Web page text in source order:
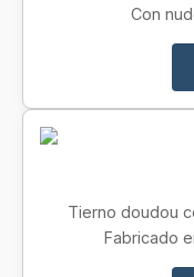
Con
Tierno doudou
Fabricado